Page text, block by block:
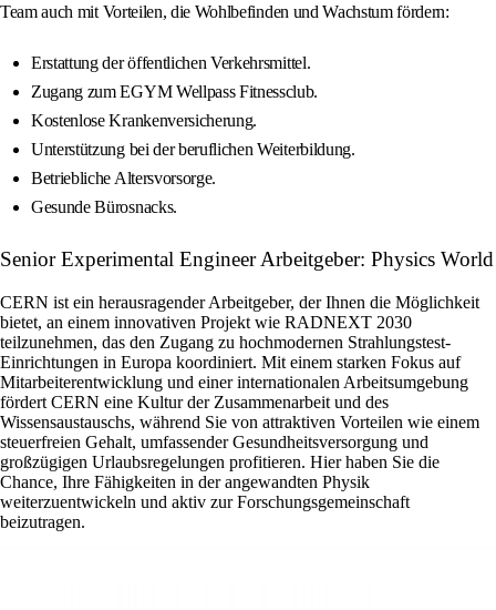
Team auch mit Vorteilen, die Wohlbefinden und Wachstum fördern:
Erstattung der öffentlichen Verkehrsmittel.
Zugang zum EGYM Wellpass Fitnessclub.
Kostenlose Krankenversicherung.
Unterstützung bei der beruflichen Weiterbildung.
Betriebliche Altersvorsorge.
Gesunde Bürosnacks.
Senior Experimental Engineer Arbeitgeber: Physics World
CERN ist ein herausragender Arbeitgeber, der Ihnen die Möglichkeit
bietet, an einem innovativen Projekt wie RADNEXT 2030
teilzunehmen, das den Zugang zu hochmodernen Strahlungstest-
Einrichtungen in Europa koordiniert. Mit einem starken Fokus auf
Mitarbeiterentwicklung und einer internationalen Arbeitsumgebung
fördert CERN eine Kultur der Zusammenarbeit und des
Wissensaustauschs, während Sie von attraktiven Vorteilen wie einem
steuerfreien Gehalt, umfassender Gesundheitsversorgung und
großzügigen Urlaubsregelungen profitieren. Hier haben Sie die
Chance, Ihre Fähigkeiten in der angewandten Physik
weiterzuentwickeln und aktiv zur Forschungsgemeinschaft
beizutragen.